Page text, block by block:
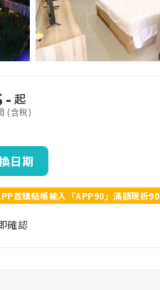
- 起
(含稅)
日期
首購結帳輸入「APP90」滿額現折90
確認